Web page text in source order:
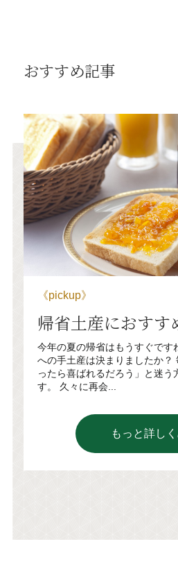
おすすめ記事
《pickup》
帰省土産におすす
今年の夏の帰省はもうすぐです
への手土産は決まりましたか？
ったら喜ばれるだろう」と迷う
す。 久々に再会...
もっと詳し